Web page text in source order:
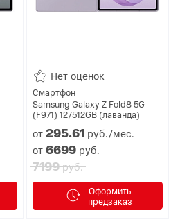
Нет оценок
Смартфон
Samsung Galaxy Z Fold8 5G
(F971) 12/512GB (лаванда)
от295.61 руб./мес.
от6699 руб.
7199руб.
Оформить
предзаказ